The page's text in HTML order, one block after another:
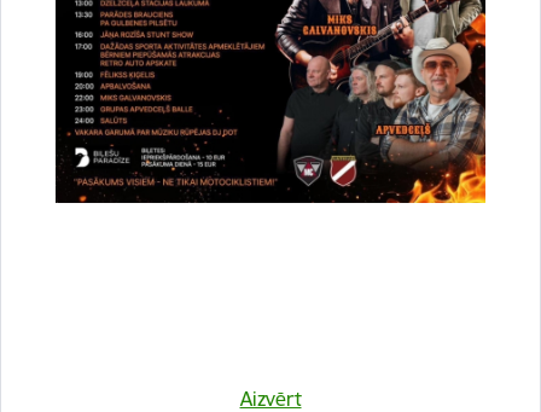
Aizvērt
Atkritumu šķirošana
Drukāt lapu
Dalīties